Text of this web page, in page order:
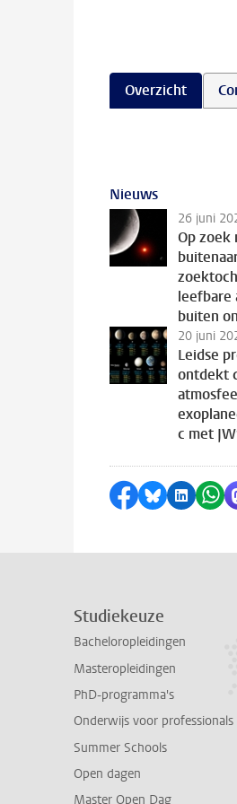
Overzicht
Nieuws
26 juni
Op zoek
leefbare
buiten
20 juni
Leidse
ontdekt
c met
Delen op
Delen via
Delen
Studiekeuze
Bacheloropleidingen
Masteropleidingen
PhD-programma's
Onderwijs voor professionals
Summer Schools
Open dagen
Master Open Dag